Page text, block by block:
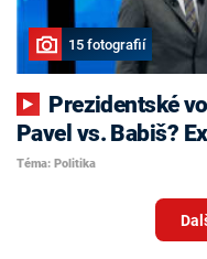
15 fotografií
Pavel vs. Babiš?
Téma: Politika